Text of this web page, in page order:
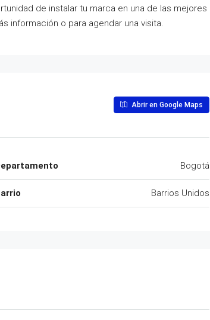
de instalar tu marca en una de las mejores
información o para agendar una visita.
Abrir en Google Maps
Bogotá
Barrios Unidos